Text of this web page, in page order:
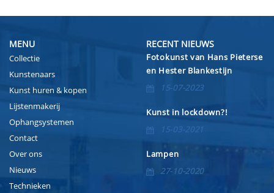
MENU
Collectie
Kunstenaars
Kunst huren & kopen
Lijstenmakerij
Ophangsystemen
Contact
Over ons
Nieuws
Technieken
RECENT NIEUWS
Fotokunst van Hans Pieterse
en Hester Blankestijn
15-07-2023
Kunst in lockdown?!
15-03-2021
Lampen
27-10-2020